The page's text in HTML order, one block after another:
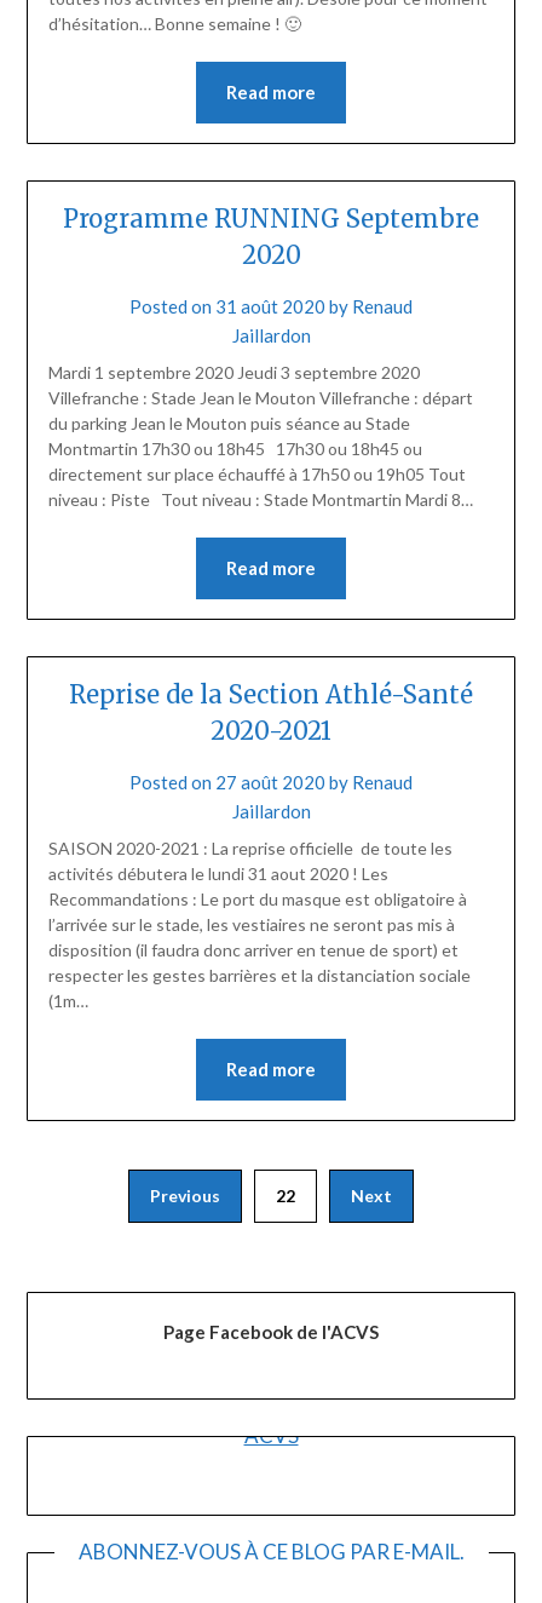
d’hésitation… Bonne semaine ! 🙂
Read more
Programme RUNNING Septembre
2020
Posted on 31 août 2020 by Renaud
Jaillardon
Mardi 1 septembre 2020 Jeudi 3 septembre 2020
Villefranche : Stade Jean le Mouton Villefranche : départ
du parking Jean le Mouton puis séance au Stade
Montmartin 17h30 ou 18h45 17h30 ou 18h45 ou
directement sur place échauffé à 17h50 ou 19h05 Tout
niveau : Piste Tout niveau : Stade Montmartin Mardi 8…
Read more
Reprise de la Section Athlé-Santé
2020-2021
Posted on 27 août 2020 by Renaud
Jaillardon
SAISON 2020-2021 : La reprise officielle de toute les
activités débutera le lundi 31 aout 2020 ! Les
Recommandations : Le port du masque est obligatoire à
l’arrivée sur le stade, les vestiaires ne seront pas mis à
disposition (il faudra donc arriver en tenue de sport) et
respecter les gestes barrières et la distanciation sociale
(1m…
Read more
PaginationPrevious 22 Next
Page Facebook de l'ACVS
ACVS
ABONNEZ-VOUS À CE BLOG PAR E-MAIL.